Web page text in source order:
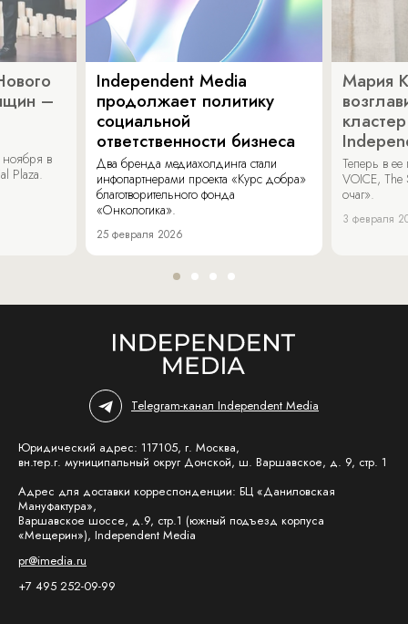
–
ноября в
Plaza.
Independent Media
продолжает политику
социальной
ответственности бизнеса
Два бренда медиахолдинга стали
инфопартнерами проекта «Курс добра»
благотворительного фонда
«Онкологика».
25 февраля 2026
Мария
Теперь в
VOICE,
очаг».
3 февраля
Telegram-канал Independent Media
Юридический адрес: 117105, г. Москва,
вн.тер.г. муниципальный округ Донской, ш. Варшавское, д. 9, стр. 1
Адрес для доставки корреспонденции: БЦ «Даниловская
Мануфактура»,
Варшавское шоссе, д.9, стр.1 (южный подъезд корпуса
«Мещерин»), Independent Media
pr@imedia.ru
+7 495 252-09-99